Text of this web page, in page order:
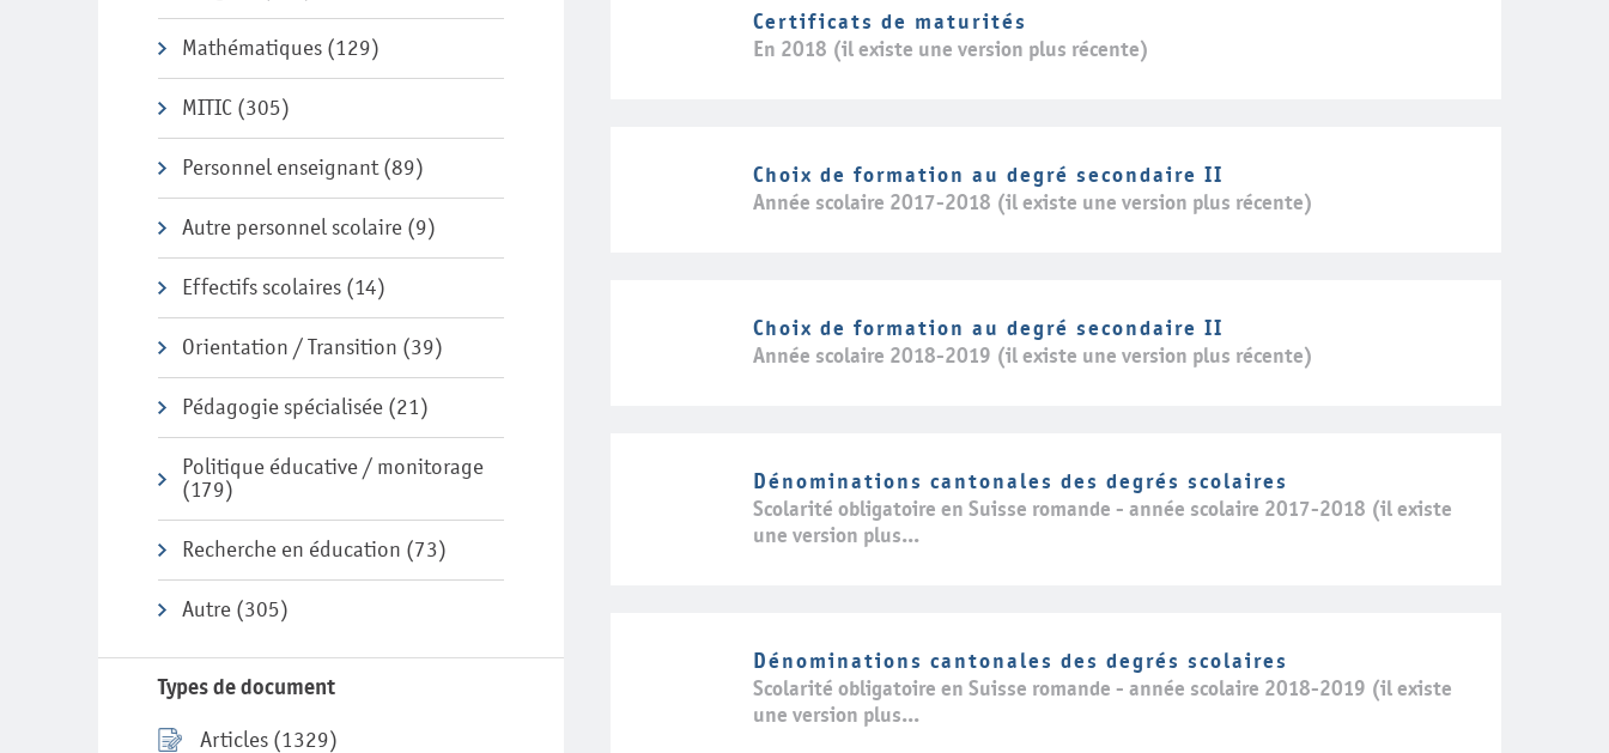
Mathématiques (129)
MITIC (305)
Personnel enseignant (89)
Autre personnel scolaire (9)
Effectifs scolaires (14)
Orientation / Transition (39)
Pédagogie spécialisée (21)
Politique éducative / monitorage
(179)
Recherche en éducation (73)
Autre (305)
Types de document
Articles (1329)
Certificats de maturités
En 2018 (il existe une version plus récente)
Choix de formation au degré secondaire II
Année scolaire 2017-2018 (il existe une version plus récente)
Choix de formation au degré secondaire II
Année scolaire 2018-2019 (il existe une version plus récente)
Dénominations cantonales des degrés scolaires
Scolarité obligatoire en Suisse romande - année scolaire 2017-2018 (il existe
une version plus...
Dénominations cantonales des degrés scolaires
Scolarité obligatoire en Suisse romande - année scolaire 2018-2019 (il existe
une version plus...